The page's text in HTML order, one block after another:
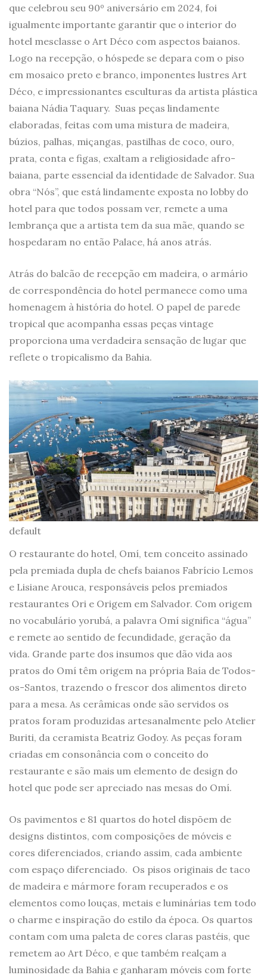
que celebrou seu 90º aniversário em 2024, foi
igualmente importante garantir que o interior do
hotel mesclasse o Art Déco com aspectos baianos.
Logo na recepção, o hóspede se depara com o piso
em mosaico preto e branco, imponentes lustres Art
Déco, e impressionantes esculturas da artista plástica
baiana Nádia Taquary. Suas peças lindamente
elaboradas, feitas com uma mistura de madeira,
búzios, palhas, miçangas, pastilhas de coco, ouro,
prata, conta e figas, exaltam a religiosidade afro-
baiana, parte essencial da identidade de Salvador. Sua
obra “Nós”, que está lindamente exposta no lobby do
hotel para que todos possam ver, remete a uma
lembrança que a artista tem da sua mãe, quando se
hospedaram no então Palace, há anos atrás.
Atrás do balcão de recepção em madeira, o armário
de correspondência do hotel permanece como uma
homenagem à história do hotel. O papel de parede
tropical que acompanha essas peças vintage
proporciona uma verdadeira sensação de lugar que
reflete o tropicalismo da Bahia.
default
O restaurante do hotel, Omí, tem conceito assinado
pela premiada dupla de chefs baianos Fabrício Lemos
e Lisiane Arouca, responsáveis pelos premiados
restaurantes Ori e Origem em Salvador. Com origem
no vocabulário yorubá, a palavra Omí significa “água”
e remete ao sentido de fecundidade, geração da
vida. Grande parte dos insumos que dão vida aos
pratos do Omí têm origem na própria Baía de Todos-
os-Santos, trazendo o frescor dos alimentos direto
para a mesa. As cerâmicas onde são servidos os
pratos foram produzidas artesanalmente pelo Atelier
Buriti, da ceramista Beatriz Godoy. As peças foram
criadas em consonância com o conceito do
restaurante e são mais um elemento de design do
hotel que pode ser apreciado nas mesas do Omí.
Os pavimentos e 81 quartos do hotel dispõem de
designs distintos, com composições de móveis e
cores diferenciados, criando assim, cada ambiente
com espaço diferenciado. Os pisos originais de taco
de madeira e mármore foram recuperados e os
elementos como louças, metais e luminárias tem todo
o charme e inspiração do estilo da época. Os quartos
contam com uma paleta de cores claras pastéis, que
remetem ao Art Déco, e que também realçam a
luminosidade da Bahia e ganharam móveis com forte